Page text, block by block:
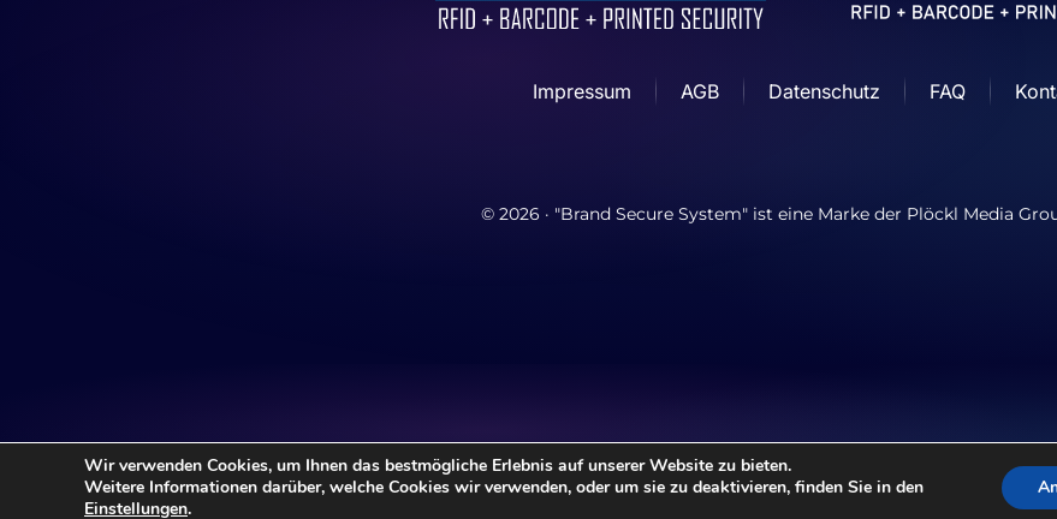
Impressum AGB Datenschutz FAQ
© 2026 · "Brand Secure System" ist eine Marke der Plöckl Media
Wir verwenden Cookies, um Ihnen das bestmögliche Erlebnis auf unserer Website zu bieten.
Weitere Informationen darüber, welche Cookies wir verwenden, oder um sie zu deaktivieren, finden Sie in den
Einstellungen.